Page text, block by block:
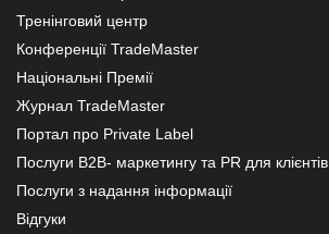
Тренінговий центр
Конференції TradeMaster
Національні Премії
Журнал TradeMaster
Портал про Private Label
Послуги В2В- маркетингу та PR для клієнтів
Послуги з надання інформації
Відгуки